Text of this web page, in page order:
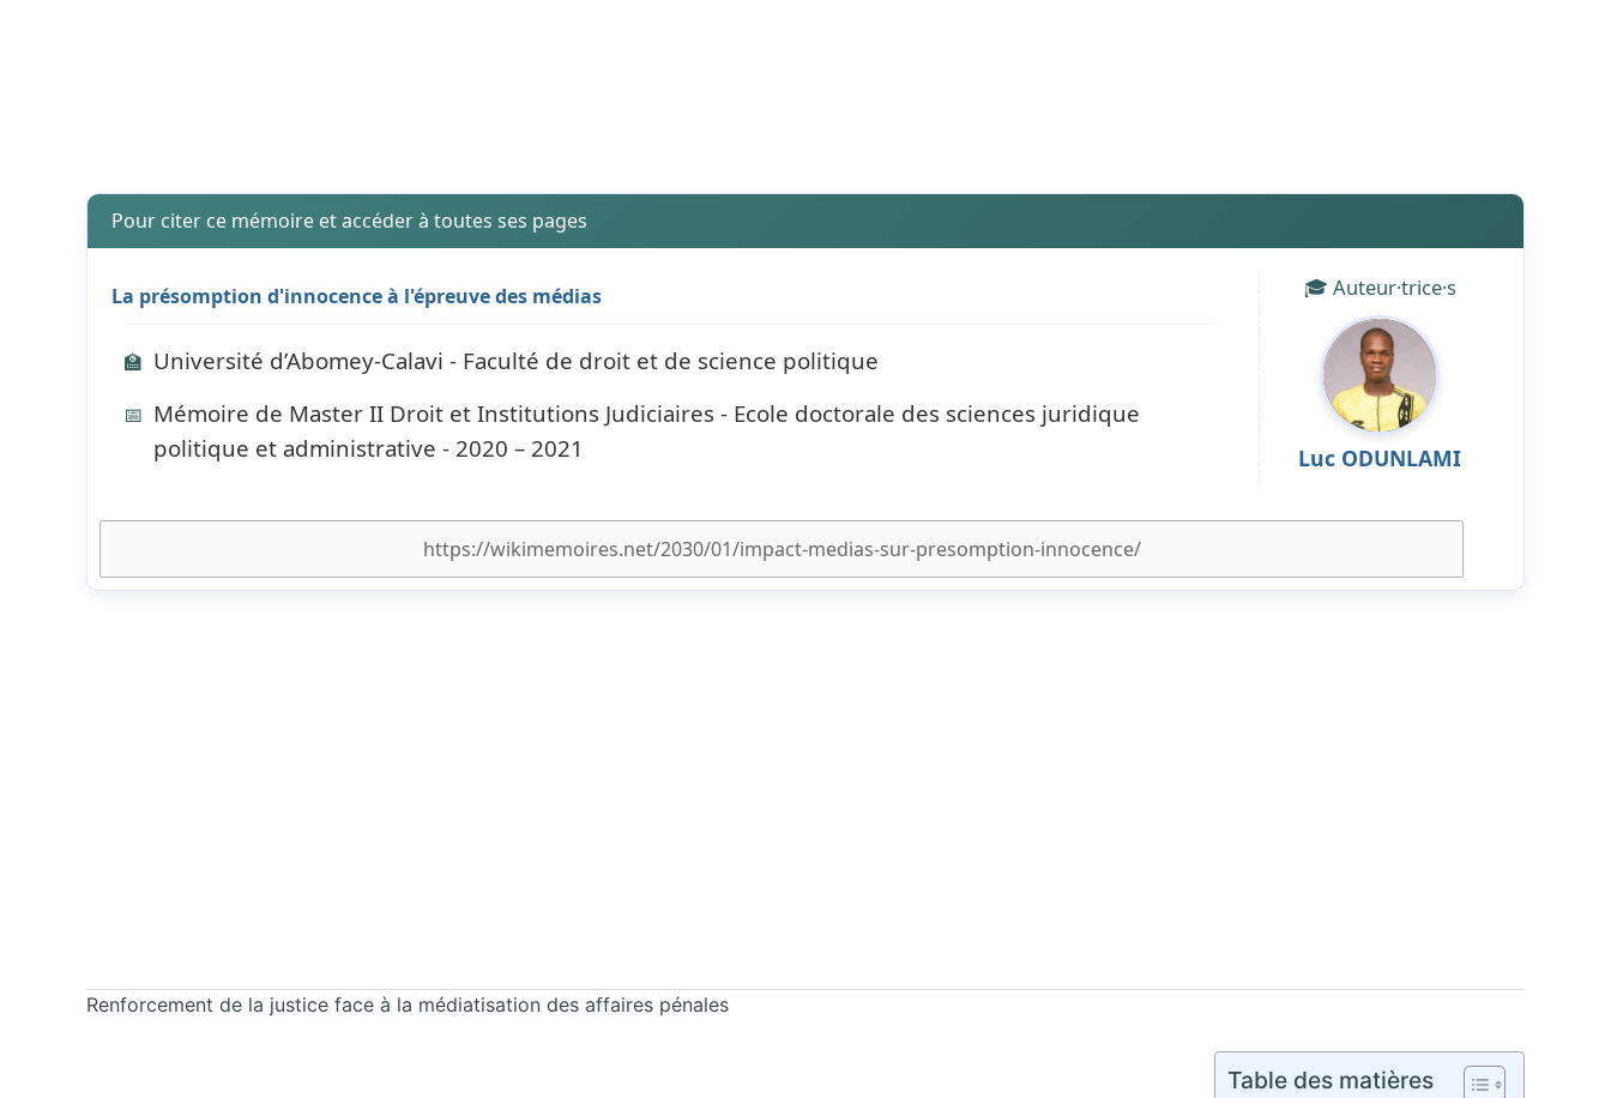
Pour citer ce mémoire et accéder à toutes ses pages
La présomption d'innocence à l'épreuve des médias
🏫 Université d’Abomey-Calavi - Faculté de droit et de science politique
📅 Mémoire de Master II Droit et Institutions Judiciaires - Ecole doctorale des sciences juridique
politique et administrative - 2020 – 2021
🎓 Auteur·trice·s
Luc ODUNLAMI
Renforcement de la justice face à la médiatisation des affaires pénales
Table des matières